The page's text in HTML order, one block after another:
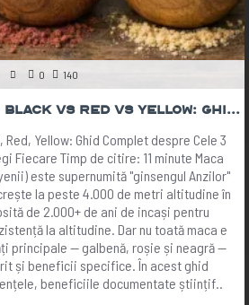
0 140
Maca Peruviană — Black vs Red vs Yellow: Ghid Complet 2026 | The Botanist
Yellow: Ghid Complet despre Cele 3
Fiecare Timp de citire: 11 minute Maca
este supernumită "ginsengul Anzilor"
la peste 4.000 de metri altitudine în
de 2.000+ de ani de incași pentru
la altitudine. Dar nu toată maca e
principale — galbenă, roșie și neagră —
și beneficii specifice. În acest ghid
beneficiile documentate științif..